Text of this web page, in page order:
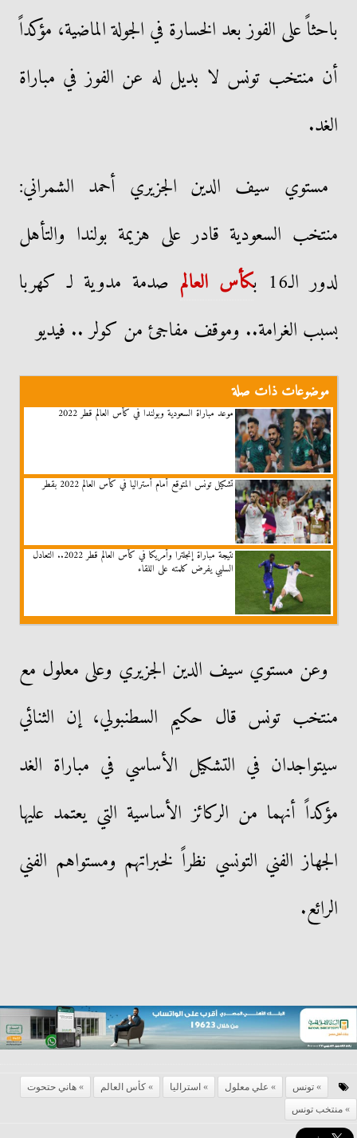
باحثاً على الفوز بعد الخسارة في الجولة الماضية، مؤكداً
أن منتخب تونس لا بديل له عن الفوز في مباراة
الغد.
مستوي سيف الدين الجزيري أحمد الشمراني:
منتخب السعودية قادر على هزيمة بولندا والتأهل
لدور الـ16 ب
كأس العالم صدمة مدوية لـ كهربا
بسبب الغرامة.. وموقف مفاجئ من كولر .. فيديو
موضوعات ذات صلة
موعد مباراة السعودية وبولندا في كأس العالم قطر 2022
تشكيل تونس المتوقع أمام أستراليا في كأس العالم 2022 بقطر
نتيجة مباراة إنجلترا وأمريكا في كأس العالم قطر 2022.. التعادل
السلبي يفرض كلمته على اللقاء
وعن مستوي سيف الدين الجزيري وعلى معلول مع
منتخب تونس قال حكيم السطنبولي، إن الثنائي
سيتواجدان في التشكيل الأساسي في مباراة الغد
مؤكداً أنهما من الركائز الأساسية التي يعتمد عليها
الجهاز الفني التونسي نظراً لخبراتهم ومستواهم الفني
الرائع.
تونس علي معلول استراليا كأس العالم
هاني حتحوت
منتخب تونس